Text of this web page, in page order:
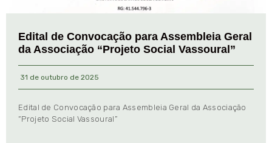
Edital de Convocação para Assembleia Geral
da Associação “Projeto Social Vassoural”
31 de outubro de 2025
Edital de Convocação para Assembleia Geral da Associação
“Projeto Social Vassoural”